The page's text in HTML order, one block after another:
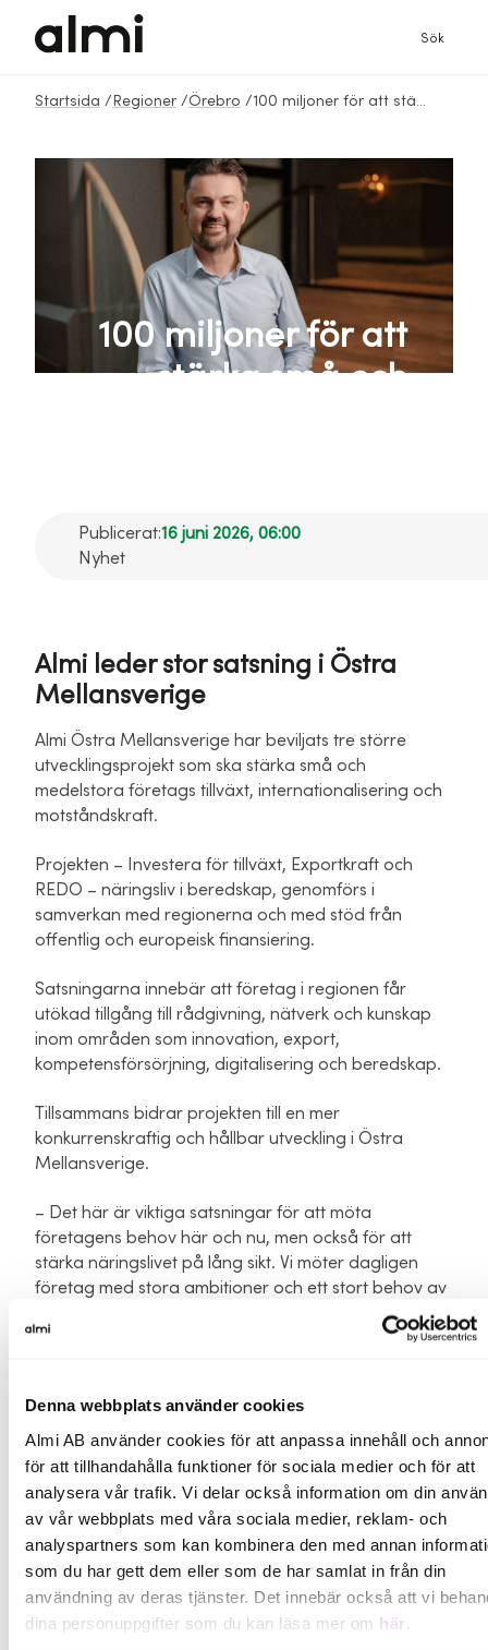
Denna webbplats använder cookies
Almi AB använder cookies för att anpassa innehåll och
för att tillhandahålla funktioner för sociala medier och för att
analysera vår trafik. Vi delar också information om din
av vår webbplats med våra sociala medier, reklam- och
analyspartners som kan kombinera den med annan
som du har gett dem eller som de har samlat in från din
användning av deras tjänster. Det innebär också att vi
dina personuppgifter som du kan läsa mer om här
Sök
Startsida / Regioner /Örebro / 100 miljoner för att stärka små och medelstora företag
100 miljoner för att
stärka små och
Publicerat:16 juni 2026, 06:00
Nyhet
Almi leder stor satsning i Östra
Mellansverige
Almi Östra Mellansverige har beviljats tre större
utvecklingsprojekt som ska stärka små och
medelstora företags tillväxt, internationalisering och
motståndskraft.
Projekten – Investera för tillväxt, Exportkraft och
REDO – näringsliv i beredskap, genomförs i
samverkan med regionerna och med stöd från
offentlig och europeisk finansiering.
Satsningarna innebär att företag i regionen får
utökad tillgång till rådgivning, nätverk och kunskap
inom områden som innovation, export,
kompetensförsörjning, digitalisering och beredskap.
Tillsammans bidrar projekten till en mer
konkurrenskraftig och hållbar utveckling i Östra
Mellansverige.
– Det här är viktiga satsningar för att möta
företagens behov här och nu, men också för att
stärka näringslivet på lång sikt. Vi möter dagligen
företag med stora ambitioner och ett stort behov av
stöd inom tillväxt, internationalisering och beredskap.
De här projekten gör att vi kan stötta företagen
säger Mikael Fällman, vd Almi Östra Mellansverige.
– I en tid präglad av snabba förändringar och ökad
osäkerhet behöver våra företag både kunna växa
och stå stadigt. De här satsningarna stärker
företagens konkurrenskraft, omställningsförmåga
och beredskap, vilket bidrar till ett mer robust och
motståndskraftigt näringsliv i hela regionen, säger
Charlotta Englund, ordförande i Regional
tillväxtnämnd.